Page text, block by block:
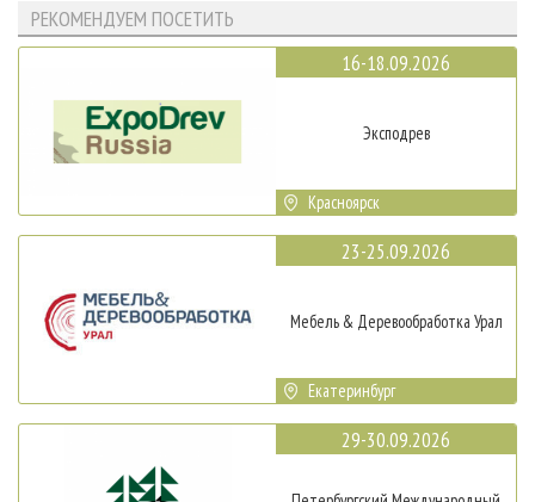
РЕКОМЕНДУЕМ ПОСЕТИТЬ
16-18.09.2026
Эксподрев
Красноярск
23-25.09.2026
Мебель & Деревообработка Урал
Екатеринбург
29-30.09.2026